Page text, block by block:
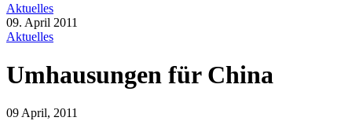
Aktuelles
09. April 2011
Aktuelles
Umhausungen für China
09 April, 2011